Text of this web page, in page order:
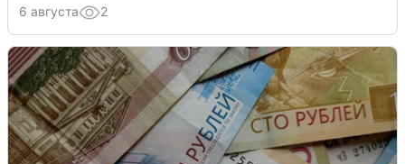
6 августа 2